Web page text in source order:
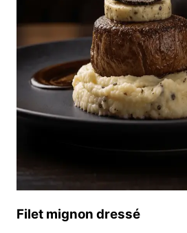
Filet mignon dressé